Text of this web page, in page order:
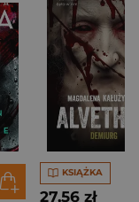
KSIĄŻKA
27,56 zł